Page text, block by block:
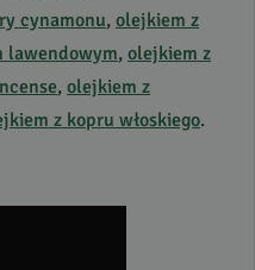
cynamonu, olejkiem z
lawendowym, olejkiem z
, olejkiem z
z kopru włoskiego.